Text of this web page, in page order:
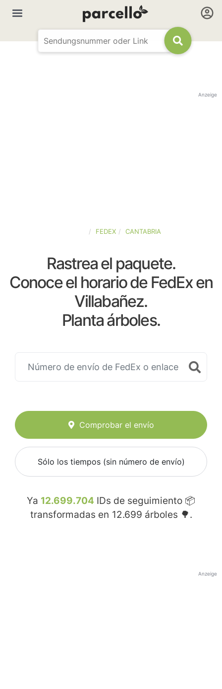
Anzeige
FEDEX CANTABRIA
Rastrea el paquete.
Conoce el horario de FedEx en
Villabañez.
Planta árboles.
Comprobar el envío
Sólo los tiempos (sin número de envío)
Ya 12.699.704 IDs de seguimiento 📦
transformadas en 12.699 árboles 🌳.
Anzeige